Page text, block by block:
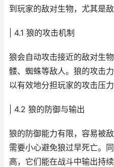
到玩家的敌对生物，尤其是
| 4.1 狼的攻击机制
狼会自动攻击接近的敌对生
髅、蜘蛛等敌人。狼的攻击
以有效地分担玩家的攻击压力
| 4.2 狼的防御与输出
狼的防御能力有限，容易被
需要小心避免狼过早死亡。
高，它们能在战斗中输出持